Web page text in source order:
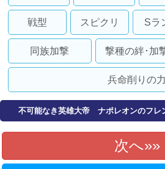
戦型 スピクリ Sラ
同族加撃 撃種の絆･加
兵命削りの力
不可能なき英雄大帝 ナポレオンのフレ
次へ»